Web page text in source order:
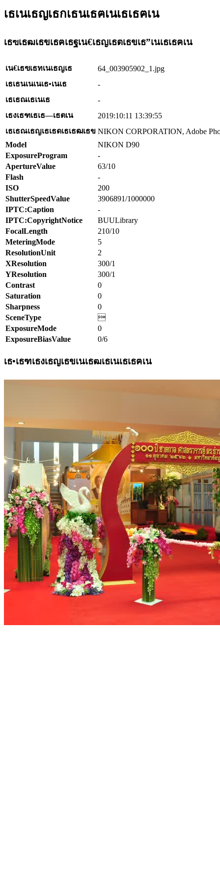
เธเนเธญเธกเธนเธฅเนเธเธฅเน
เธฃเธฒเธขเธฅเธฐเน€เธญเธตเธขเธ”เนเธเธฅเน
เน€เธฃเธทเนเธญเธ
64_003905902_1.jpg
เธเธนเนเนเธ•เนเธ
-
เธเธณเธเนเธ
-
เธงเธฑเธเธ—เธตเน
2019:10:11 13:39:55
เธเธณเธญเธเธดเธเธฒเธข NIKON CORPORATION, Adobe
Model
NIKON D90
ExposureProgram
-
ApertureValue
63/10
Flash
-
ISO
200
ShutterSpeedValue
3906891/1000000
IPTC:Caption
-
IPTC:CopyrightNotice
BUULibrary
FocalLength
210/10
MeteringMode
5
ResolutionUnit
2
XResolution
300/1
YResolution
300/1
Contrast
0
Saturation
0
Sharpness
0
SceneType

ExposureMode
0
ExposureBiasValue
0/6
เธ•เธฑเธงเธญเธขเนเธฒเธเนเธเธฅเน